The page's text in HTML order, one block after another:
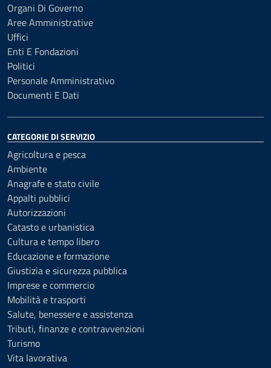
Organi Di Governo
Aree Amministrative
Uffici
Enti E Fondazioni
Politici
Personale Amministrativo
Documenti E Dati
CATEGORIE DI SERVIZIO
Agricoltura e pesca
Ambiente
Anagrafe e stato civile
Appalti pubblici
Autorizzazioni
Catasto e urbanistica
Cultura e tempo libero
Educazione e formazione
Giustizia e sicurezza pubblica
Imprese e commercio
Mobilità e trasporti
Salute, benessere e assistenza
Tributi, finanze e contravvenzioni
Turismo
Vita lavorativa